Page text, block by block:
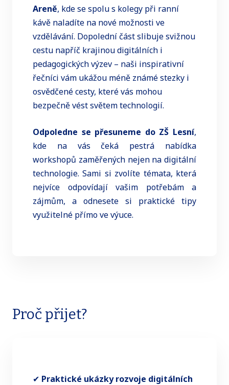
Areně, kde se spolu s kolegy při ranní
kávě naladíte na nové možnosti ve
vzdělávání. Dopolední část slibuje svižnou
cestu napříč krajinou digitálních i
pedagogických výzev – naši inspirativní
řečníci vám ukážou méně známé stezky i
osvědčené cesty, které vás mohou
bezpečně vést světem technologií.
Odpoledne se přesuneme do ZŠ Lesní,
kde na vás čeká pestrá nabídka
workshopů zaměřených nejen na digitální
technologie. Sami si zvolíte témata, která
nejvíce odpovídají vašim potřebám a
zájmům, a odnesete si praktické tipy
využitelné přímo ve výuce.
Proč přijet?
✔ Praktické ukázky rozvoje digitálních